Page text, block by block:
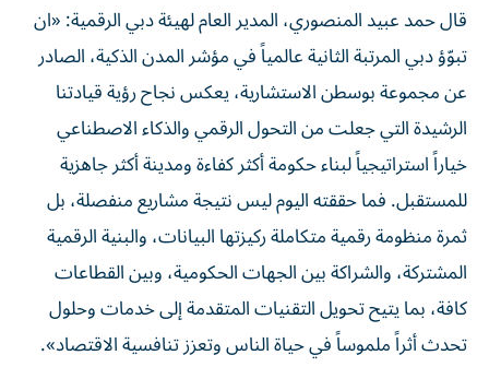
قال حمد عبيد المنصوري، المدير العام لهيئة دبي الرقمية: «ان
تبوّؤ دبي المرتبة الثانية عالمياً في مؤشر المدن الذكية، الصادر
عن مجموعة بوسطن الاستشارية، يعكس نجاح رؤية قيادتنا
الرشيدة التي جعلت من التحول الرقمي والذكاء الاصطناعي
خياراً استراتيجياً لبناء حكومة أكثر كفاءة ومدينة أكثر جاهزية
للمستقبل. فما حققته اليوم ليس نتيجة مشاريع منفصلة، بل
ثمرة منظومة رقمية متكاملة ركيزتها البيانات، والبنية الرقمية
المشتركة، والشراكة بين الجهات الحكومية، وبين القطاعات
كافة، بما يتيح تحويل التقنيات المتقدمة إلى خدمات وحلول
تحدث أثراً ملموساً في حياة الناس وتعزز تنافسية الاقتصاد».